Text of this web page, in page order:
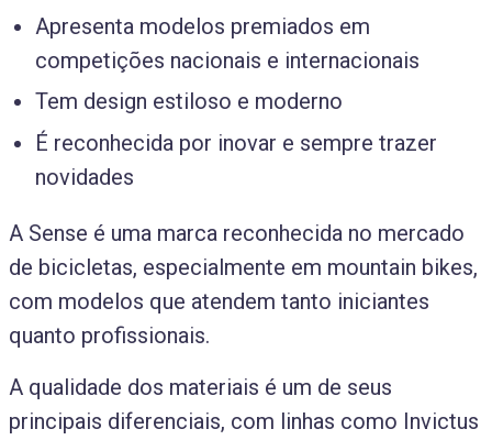
Apresenta modelos premiados em
competições nacionais e internacionais
Tem design estiloso e moderno
É reconhecida por inovar e sempre trazer
novidades
A Sense é uma marca reconhecida no mercado
de bicicletas, especialmente em mountain bikes,
com modelos que atendem tanto iniciantes
quanto profissionais.
A qualidade dos materiais é um de seus
principais diferenciais, com linhas como Invictus